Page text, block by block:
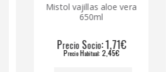
Mistol vajillas aloe vera
650ml
recioSocio: 1,71€
recioHabitual: 2,45€